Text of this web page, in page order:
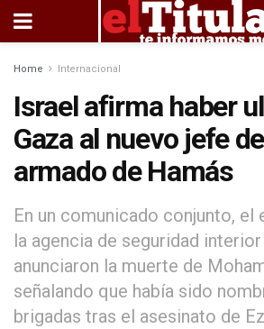
Home Internacional
Israel afirma haber
Gaza al nuevo jefe
armado de Hamás
En un comunicado conjunto,
la agencia de seguridad
anunciaron la muerte de
señalando que había sido
brigadas tras el asesinato de